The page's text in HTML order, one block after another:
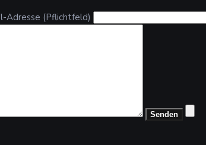
Adresse (Pflichtfeld)